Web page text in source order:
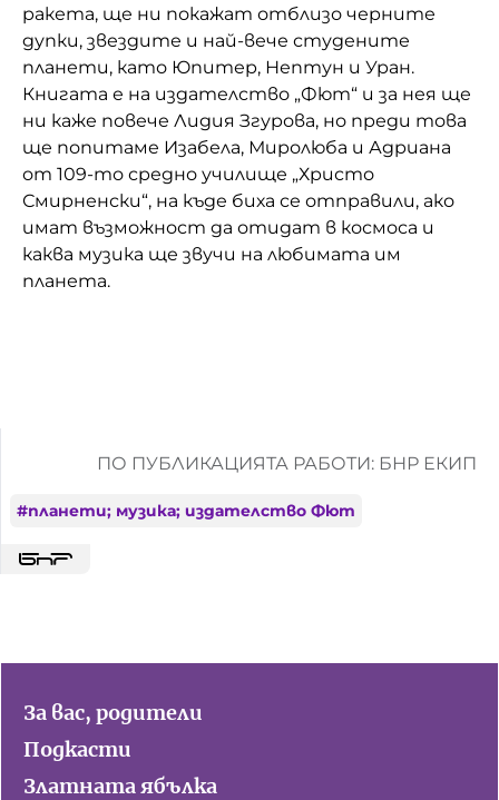
ракета, ще ни покажат отблизо черните
дупки, звездите и най-вече студените
планети, като Юпитер, Нептун и Уран.
Книгата е на издателство „Фют“ и за нея ще
ни каже повече Лидия Згурова, но преди това
ще попитаме Изабела, Миролюба и Адриана
от 109-то средно училище „Христо
Смирненски“, на къде биха се отправили, ако
имат възможност да отидат в космоса и
каква музика ще звучи на любимата им
планета.
ПО ПУБЛИКАЦИЯТА РАБОТИ: БНР ЕКИП
#планети; музика; издателство Фют
За вас, родители
Подкасти
Златната ябълка